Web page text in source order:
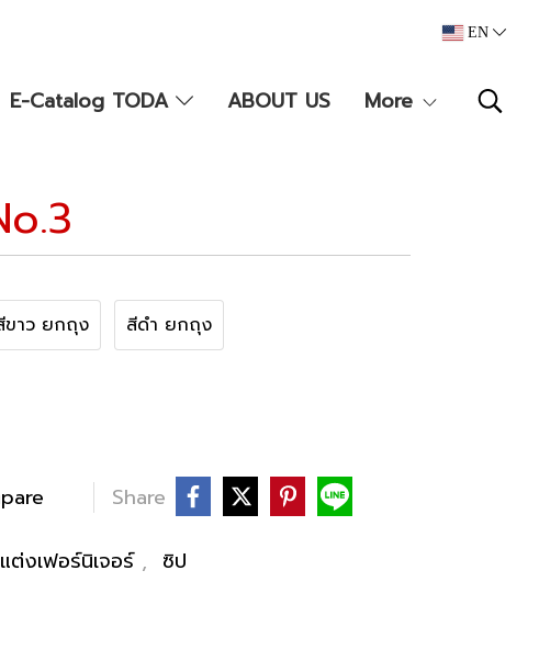
EN
E-Catalog TODA ABOUT US
More
ขาว ยกถุง สีดำ ยกถุง
Share
งเฟอร์นิเจอร์ , ซิป